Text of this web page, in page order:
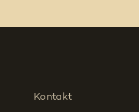
Kontakt